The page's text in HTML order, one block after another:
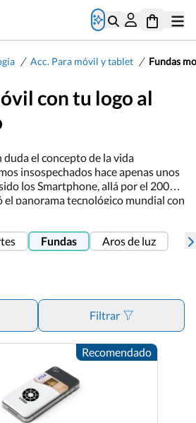
/ Acc. Para móvil y tablet / Fundas
con tu logo al
duda el concepto de la vida
insospechados hace apenas unos
los Smartphone, allá por el 2007
el panorama tecnológico mundial con
de fundas para móvil pues es un
y de uso cotidiano. Cuantas
de PVC en colores muy llamativos o
el móvil o fundas para llevar
muchas más opciones, además como
con tu imagen corporativa
Fundas Aros de luz
Filtrar
Recomendado